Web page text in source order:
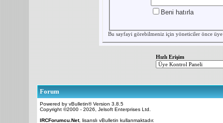
Beni hatırla
Bu sayfayi görebilmeniz için yöneticiler önce üye
Hızlı Erişim
Forum
Powered by vBulletin® Version 3.8.5
Copyright ©2000 - 2026, Jelsoft Enterprises Ltd.
IRCForumcu.Net, lisanslı vBulletin kullanmaktadır.